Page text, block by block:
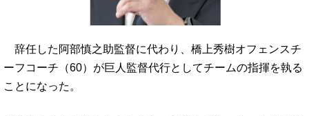
辞任した阿部慎之助監督に代わり、橋上秀樹オフェンスチ
ーフコーチ（60）が巨人監督代行としてチームの指揮を執る
ことになった。